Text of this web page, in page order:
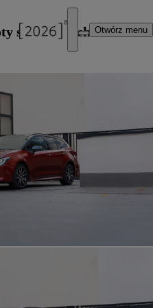
Otwórz menu
sprzedanych w Polsce